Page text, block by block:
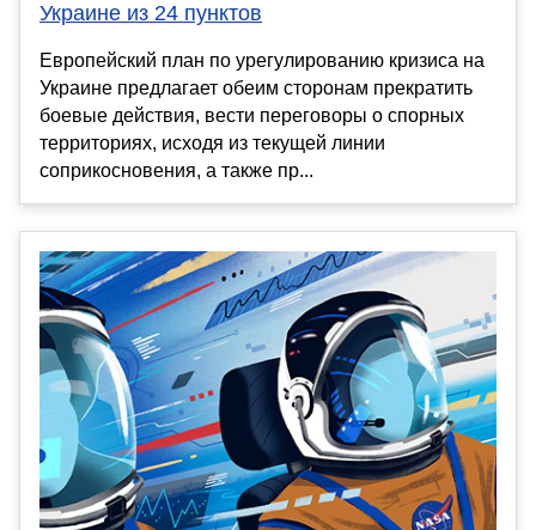
Украине из 24 пунктов
Европейский план по урегулированию кризиса на
Украине предлагает обеим сторонам прекратить
боевые действия, вести переговоры о спорных
территориях, исходя из текущей линии
соприкосновения, а также пр...